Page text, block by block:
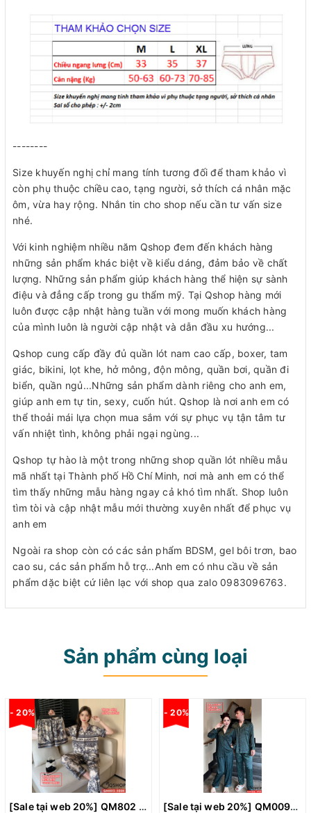
--------
Size khuyến nghị chỉ mang tính tương đối để tham khảo vì
còn phụ thuộc chiều cao, tạng người, sở thích cá nhân mặc
ôm, vừa hay rộng. Nhắn tin cho shop nếu cần tư vấn size
nhé.
Với kinh nghiệm nhiều năm Qshop đem đến khách hàng
những sản phẩm khác biệt về kiểu dáng, đảm bảo về chất
lượng. Những sản phẩm giúp khách hàng thể hiện sự sành
điệu và đẳng cấp trong gu thẩm mỹ. Tại Qshop hàng mới
luôn được cập nhật hàng tuần với mong muốn khách hàng
của mình luôn là người cập nhật và dẫn đầu xu hướng...
Qshop cung cấp đầy đủ quần lót nam cao cấp, boxer, tam
giác, bikini, lọt khe, hở mông, độn mông, quần bơi, quần đi
biển, quần ngủ...Những sản phẩm dành riêng cho anh em,
giúp anh em tự tin, sexy, cuốn hút. Qshop là nơi anh em có
thể thoải mái lựa chọn mua sắm với sự phục vụ tận tâm tư
vấn nhiệt tình, không phải ngại ngùng...
Qshop tự hào là một trong những shop quần lót nhiều mẫu
mã nhất tại Thành phố Hồ Chí Minh, nơi mà anh em có thể
tìm thấy những mẫu hàng ngay cả khó tìm nhất. Shop luôn
tìm tòi và cập nhật mẫu mới thường xuyên nhất để phục vụ
anh em
Ngoài ra shop còn có các sản phẩm BDSM, gel bôi trơn, bao
cao su, các sản phẩm hỗ trợ...Anh em có nhu cầu về sản
phẩm dặc biệt cứ liên lạc với shop qua zalo 0983096763.
Sản phẩm cùng loại
- 20%
[Sale tại web 20%] QM802 - Bộ đồ ngủ Pijama nam nữ
- 20%
[Sale tại web 20%] QM0094 - Bộ đồ ngủ pijama cặp đôi tay dài